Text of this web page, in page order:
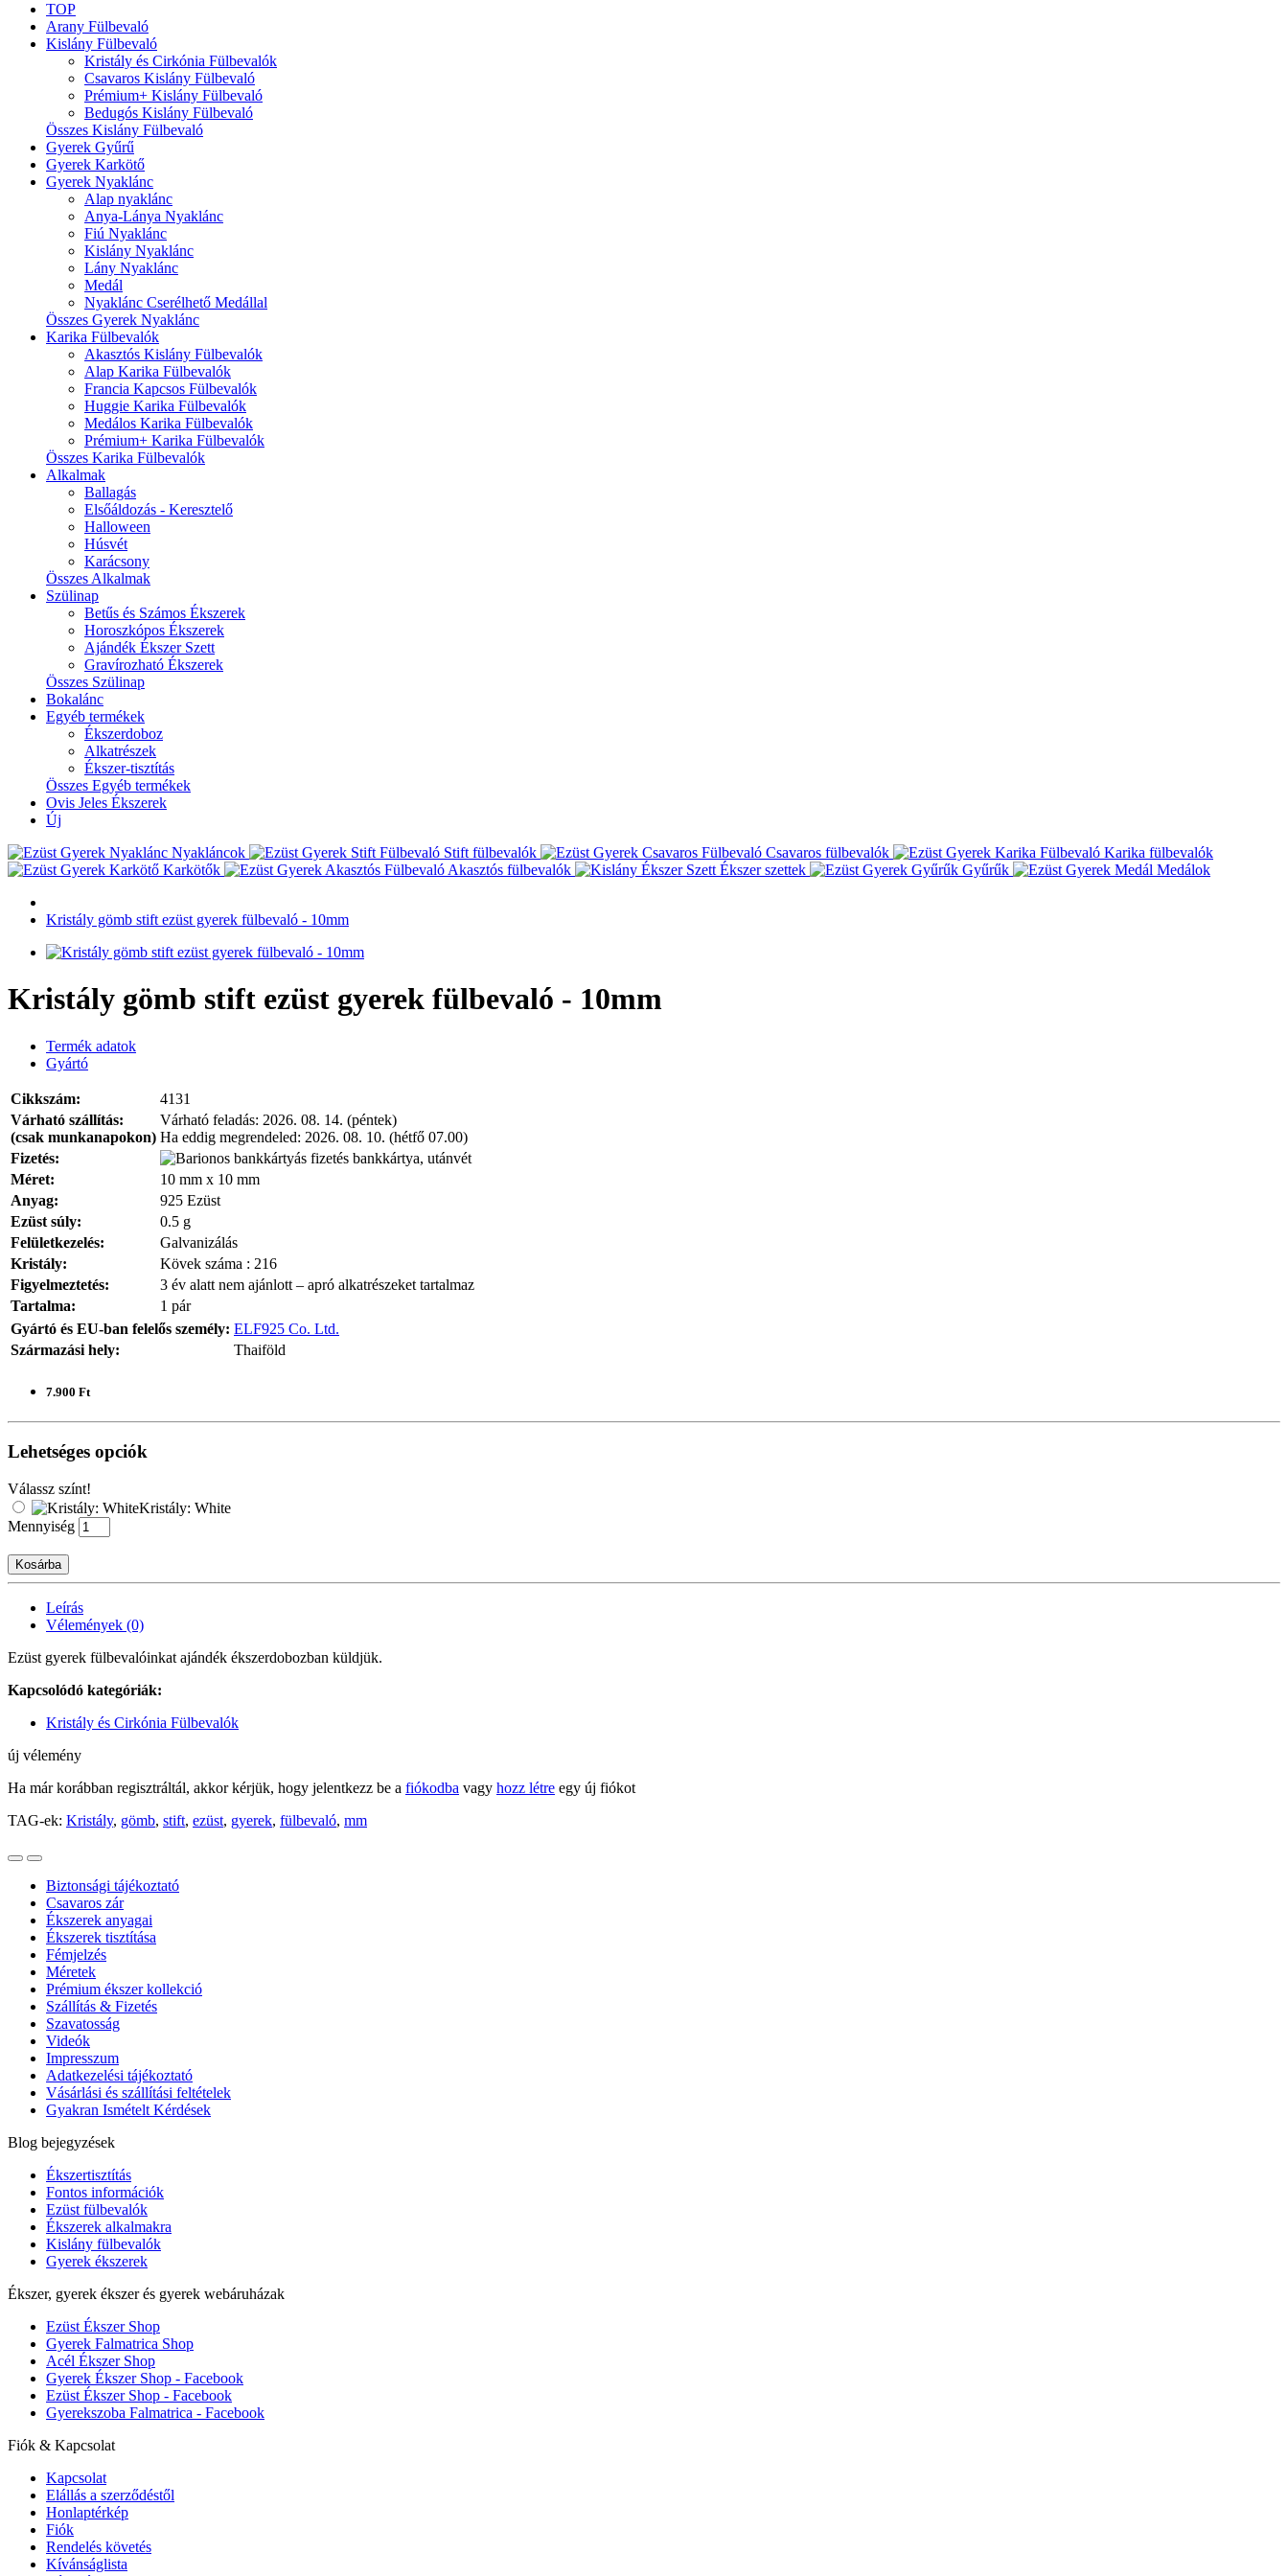
TOP
Arany Fülbevaló
Kislány Fülbevaló
Kristály és Cirkónia Fülbevalók
Csavaros Kislány Fülbevaló
Prémium+ Kislány Fülbevaló
Bedugós Kislány Fülbevaló
Összes Kislány Fülbevaló
Gyerek Gyűrű
Gyerek Karkötő
Gyerek Nyaklánc
Alap nyaklánc
Anya-Lánya Nyaklánc
Fiú Nyaklánc
Kislány Nyaklánc
Lány Nyaklánc
Medál
Nyaklánc Cserélhető Medállal
Összes Gyerek Nyaklánc
Karika Fülbevalók
Akasztós Kislány Fülbevalók
Alap Karika Fülbevalók
Francia Kapcsos Fülbevalók
Huggie Karika Fülbevalók
Medálos Karika Fülbevalók
Prémium+ Karika Fülbevalók
Összes Karika Fülbevalók
Alkalmak
Ballagás
Elsőáldozás - Keresztelő
Halloween
Húsvét
Karácsony
Összes Alkalmak
Szülinap
Betűs és Számos Ékszerek
Horoszkópos Ékszerek
Ajándék Ékszer Szett
Gravírozható Ékszerek
Összes Szülinap
Bokalánc
Egyéb termékek
Ékszerdoboz
Alkatrészek
Ékszer-tisztítás
Összes Egyéb termékek
Ovis Jeles Ékszerek
Új
Nyakláncok
Stift fülbevalók Csavaros fülbevalók
Karika fülbevalók
Karkötők
Akasztós fülbevalók Ékszer szettek Gyűrűk Medálok
Kristály gömb stift ezüst gyerek fülbevaló - 10mm
Kristály gömb stift ezüst gyerek fülbevaló - 10mm
Termék adatok
Gyártó
Cikkszám:
4131
Várható szállítás:
(csak munkanapokon)
Várható feladás: 2026. 08. 14. (péntek)
Ha eddig megrendeled: 2026. 08. 10. (hétfő 07.00)
Fizetés:
bankkártya, utánvét
Méret:
10 mm x 10 mm
Anyag:
925 Ezüst
Ezüst súly:
0.5 g
Felületkezelés:
Galvanizálás
Kristály:
Kövek száma : 216
Figyelmeztetés:
3 év alatt nem ajánlott – apró alkatrészeket tartalmaz
Tartalma:
1 pár
Gyártó és EU-ban felelős személy: ELF925 Co. Ltd.
Származási hely:
Thaiföld
7.900 Ft
Lehetséges opciók
Válassz színt!
Kristály: White
Mennyiség
Kosárba
Leírás
Vélemények (0)
Ezüst gyerek fülbevalóinkat ajándék ékszerdobozban küldjük.
Kapcsolódó kategóriák:
Kristály és Cirkónia Fülbevalók
új vélemény
Ha már korábban regisztráltál, akkor kérjük, hogy jelentkezz be a fiókodba vagy hozz létre egy új fiókot
TAG-ek: Kristály, gömb, stift, ezüst, gyerek, fülbevaló, mm
Biztonsági tájékoztató
Csavaros zár
Ékszerek anyagai
Ékszerek tisztítása
Fémjelzés
Méretek
Prémium ékszer kollekció
Szállítás & Fizetés
Szavatosság
Videók
Impresszum
Adatkezelési tájékoztató
Vásárlási és szállítási feltételek
Gyakran Ismételt Kérdések
Blog bejegyzések
Ékszertisztítás
Fontos információk
Ezüst fülbevalók
Ékszerek alkalmakra
Kislány fülbevalók
Gyerek ékszerek
Ékszer, gyerek ékszer és gyerek webáruházak
Ezüst Ékszer Shop
Gyerek Falmatrica Shop
Acél Ékszer Shop
Gyerek Ékszer Shop - Facebook
Ezüst Ékszer Shop - Facebook
Gyerekszoba Falmatrica - Facebook
Fiók & Kapcsolat
Kapcsolat
Elállás a szerződéstől
Honlaptérkép
Fiók
Rendelés követés
Kívánságlista